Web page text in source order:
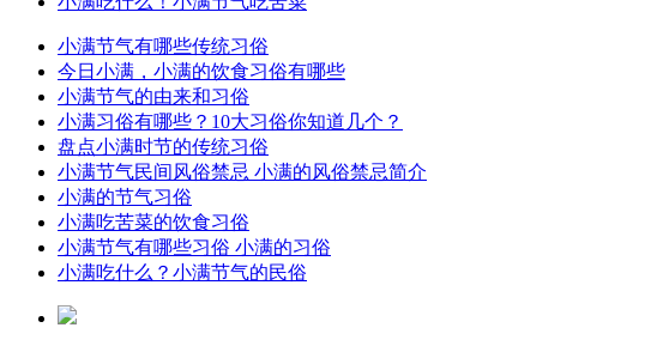
小满节气有哪些传统习俗
今日小满，小满的饮食习俗有哪些
小满节气的由来和习俗
小满习俗有哪些？10大习俗你知道几个？
盘点小满时节的传统习俗
小满节气民间风俗禁忌 小满的风俗禁忌简介
小满的节气习俗
小满吃苦菜的饮食习俗
小满节气有哪些习俗 小满的习俗
小满吃什么？小满节气的民俗